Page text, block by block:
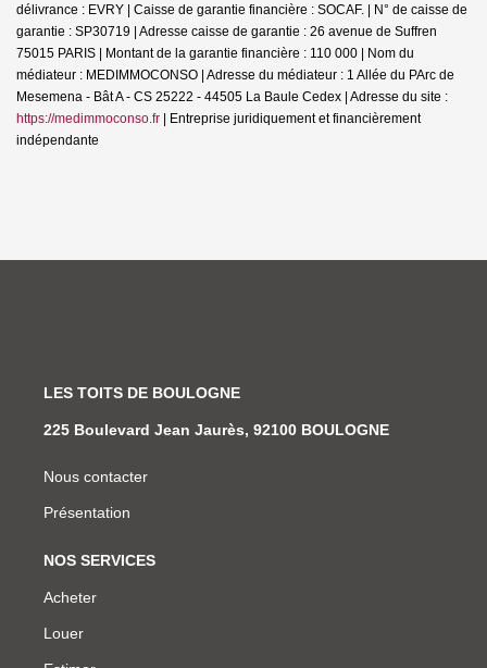
délivrance : EVRY | Caisse de garantie financière : SOCAF. | N° de caisse de
garantie : SP30719 | Adresse caisse de garantie : 26 avenue de Suffren
75015 PARIS | Montant de la garantie financière : 110 000 | Nom du
médiateur : MEDIMMOCONSO | Adresse du médiateur : 1 Allée du PArc de
Mesemena - Bât A - CS 25222 - 44505 La Baule Cedex | Adresse du site :
https://medimmoconso.fr | Entreprise juridiquement et financièrement
indépendante
LES TOITS DE BOULOGNE
225 Boulevard Jean Jaurès, 92100 BOULOGNE
Nous contacter
Présentation
NOS SERVICES
Acheter
Louer